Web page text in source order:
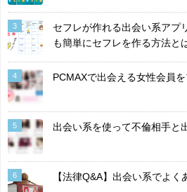
3
セフレが作れる出会い系アプ
も簡単にセフレを作る方法と
4 PCMAXで出会える女性会員を
5 出会い系を使って不倫相手と
6 【法律Q&A】出会い系でよく